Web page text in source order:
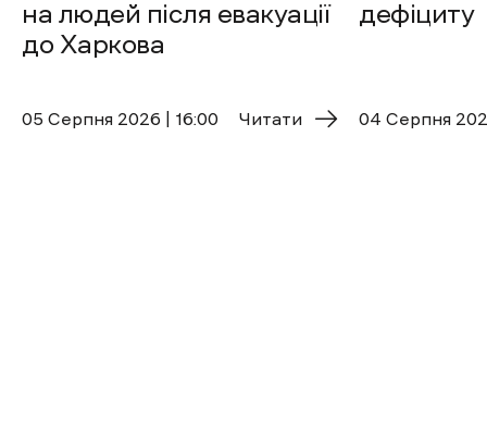
на людей після евакуації
до Харкова
05 Cерпня 2026 | 16:00 Читати
дефіциту
04 Cерпня